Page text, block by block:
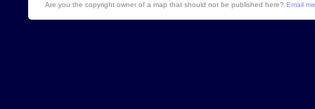
Are you the copyright owner of a map that should not be published here? Email me